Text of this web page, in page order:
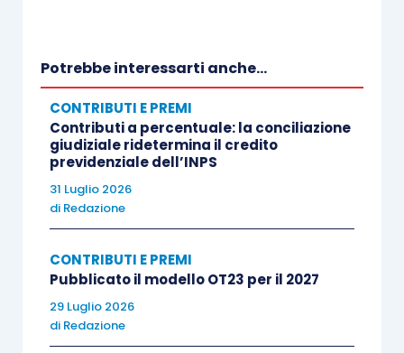
titolo di omissione o di evasione, purché
non iscritti a ruolo;
il pagamento dei debiti contributivi
correnti, per i quali non è ancora scaduto
il termine di pagamento, in considerazione
annuale dei premi assicurativi. In tal caso,
l’istanza di rateazione dev’essere
presentata prima della scadenza
dell’ultimo giorno utile per il pagamento;
Potrebbe interessarti anche...
CONTRIBUTI E PREMI
Contributi a percentuale: la conciliazione
giudiziale ridetermina il credito
previdenziale dell’INPS
31 Luglio 2026
di Redazione
CONTRIBUTI E PREMI
Pubblicato il modello OT23 per il 2027
29 Luglio 2026
di Redazione